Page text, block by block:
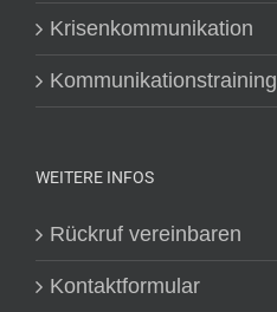
Krisenkommunikation
Kommunikationstraining
WEITERE INFOS
Rückruf vereinbaren
Kontaktformular